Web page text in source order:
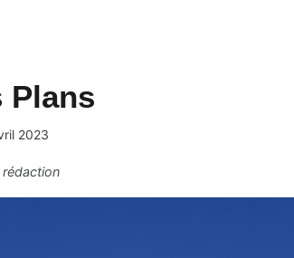
Plans
2023
rédaction